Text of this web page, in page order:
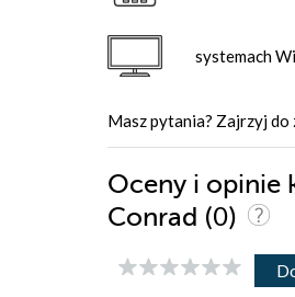
systemach
Masz pytania? Zajrzyj do
Oceny i opinie
Conrad (0)